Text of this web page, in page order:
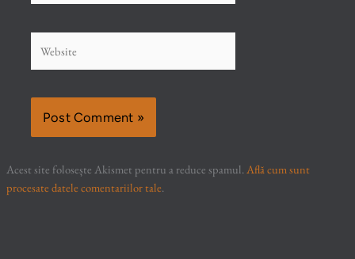
Acest site folosește Akismet pentru a reduce spamul.Află cum sunt
procesate datele comentariilor tale.